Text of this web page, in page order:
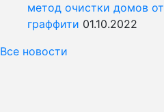
метод очистки домов от
граффити 01.10.2022
Все новости